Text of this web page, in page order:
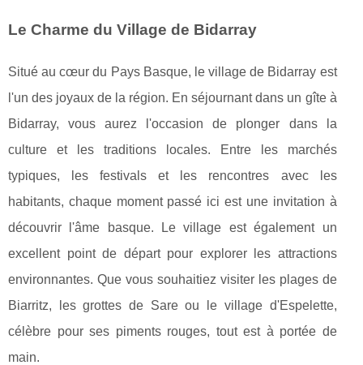
Le Charme du Village de Bidarray
Situé au cœur du Pays Basque, le village de Bidarray est
l'un des joyaux de la région. En séjournant dans un gîte à
Bidarray, vous aurez l'occasion de plonger dans la
culture et les traditions locales. Entre les marchés
typiques, les festivals et les rencontres avec les
habitants, chaque moment passé ici est une invitation à
découvrir l'âme basque. Le village est également un
excellent point de départ pour explorer les attractions
environnantes. Que vous souhaitiez visiter les plages de
Biarritz, les grottes de Sare ou le village d'Espelette,
célèbre pour ses piments rouges, tout est à portée de
main.